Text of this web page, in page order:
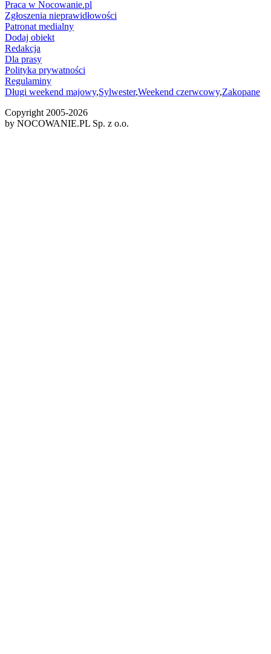
Praca w Nocowanie.pl
Zgłoszenia nieprawidłowości
Patronat medialny
Dodaj obiekt
Redakcja
Dla prasy
Polityka prywatności
Regulaminy
Długi weekend majowy,Sylwester,Weekend czerwcowy,Zakopane
Copyright 2005-2026
by NOCOWANIE.PL Sp. z o.o.